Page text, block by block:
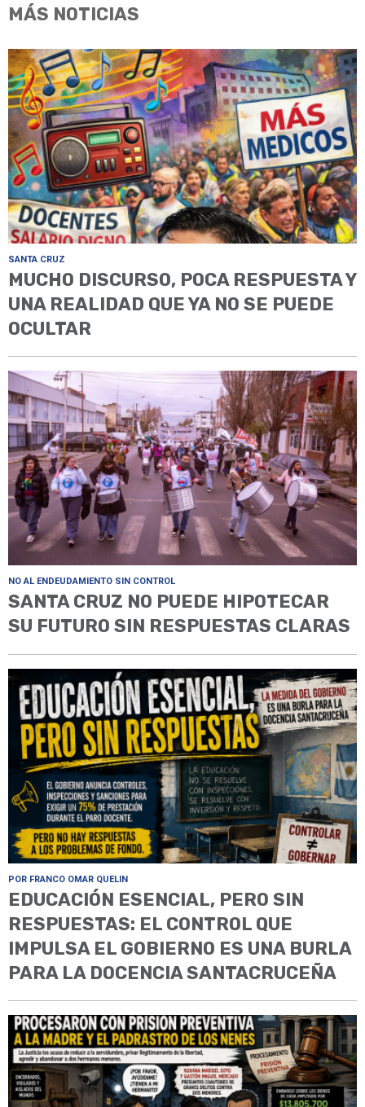
MÁS NOTICIAS
SANTA CRUZ
MUCHO DISCURSO, POCA RESPUESTA Y
UNA REALIDAD QUE YA NO SE PUEDE
OCULTAR
NO AL ENDEUDAMIENTO SIN CONTROL
SANTA CRUZ NO PUEDE HIPOTECAR
SU FUTURO SIN RESPUESTAS CLARAS
POR FRANCO OMAR QUELIN
EDUCACIÓN ESENCIAL, PERO SIN
RESPUESTAS: EL CONTROL QUE
IMPULSA EL GOBIERNO ES UNA BURLA
PARA LA DOCENCIA SANTACRUCEÑA